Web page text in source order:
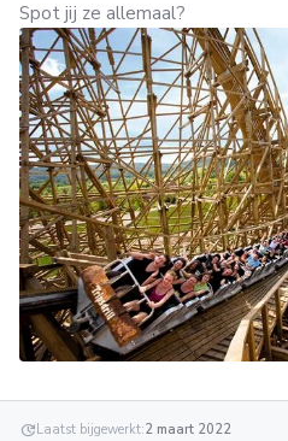
Spot jij ze allemaal?
update Laatst bijgewerkt:2 maart 2022